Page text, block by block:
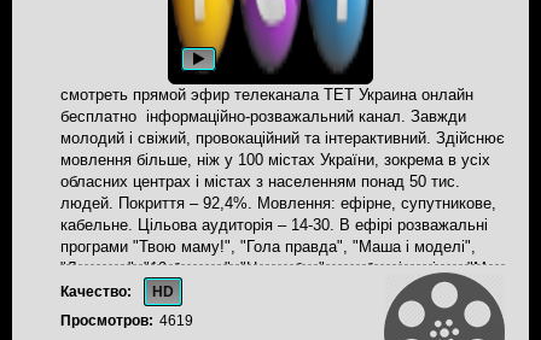
смотреть прямой эфир телеканала ТЕТ Украина онлайн
бесплатно інформаційно-розважальний канал. Завжди
молодий і свіжий, провокаційний та інтерактивний. Здійснює
мовлення більше, ніж у 100 містах України, зокрема в усіх
обласних центрах і містах з населенням понад 50 тис.
людей. Покриття – 92,4%. Мовлення: ефірне, супутникове,
кабельне. Цільова аудиторія – 14-30. В ефірі розважальні
програми "Твою маму!", "Гола правда", "Маша і моделі",
"Лялечка", "10 бажань", "Це любов", улюблені серіали "Моя
прекрасна няня", "Ранетки", "Універ" та багато іншого.
Качество:
HD
Просмотров: 4619